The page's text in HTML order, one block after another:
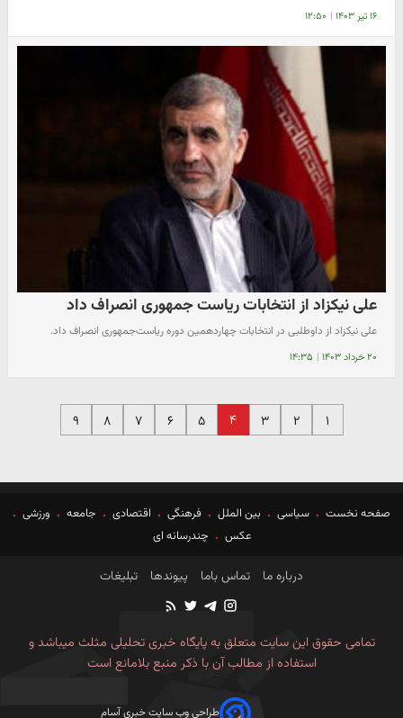
۱۶ تیر ۱۴۰۳ | ۱۲:۵۰
علی نیکزاد از انتخابات ریاست جمهوری انصراف داد
علی نیکزاد از داوطلبی در انتخابات چهاردهمین دوره ریاست‌جمهوری انصراف داد.
۲۰ خرداد ۱۴۰۳ | ۱۴:۳۵
۱ ۲ ۳ ۴ ۵ ۶ ۷ ۸ ۹
صفحه نخست سیاسی بین الملل فرهنگی اقتصادی جامعه
ورزشی
عکس
چندرسانه ای
درباره ما تماس باما پیوندها تبلیغات
تمامی حقوق این سایت متعلق به پایگاه خبری تحلیلی مثلث میباشد و
استفاده از مطالب آن با ذکر منبع بلامانع است
طراحی وب سایت خبری آسام